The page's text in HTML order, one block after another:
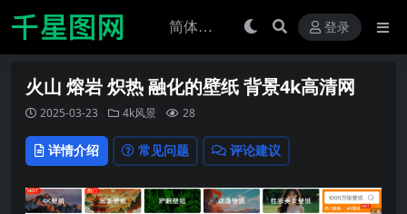
登录
火山 熔岩 炽热 融化的壁纸 背景4k高清网
2025-03-23 4k风景 28
详情介绍 常见问题 评论建议